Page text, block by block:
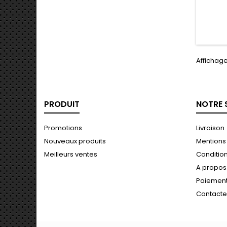
PRODUIT
Promotions
Nouveaux produits
Meilleurs ventes
NOTRE
Livraison
A propos